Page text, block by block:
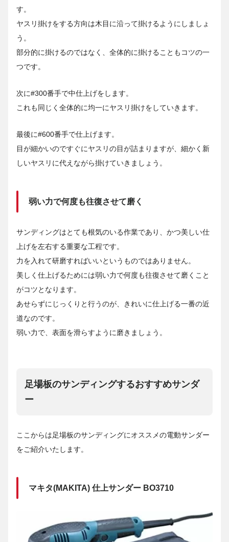
す。
ヤスリ掛けをする方向は木目に沿って掛けるようにしましょ
う。
部分的に掛けるのではなく、全体的に掛けることもコツの一
つです。
次に#300番手で中仕上げをします。
これも同じく全体的に均一にヤスリ掛けをしていきます。
最後に#600番手で仕上げます。
目が細かいのですぐにヤスリの目が詰まりますが、細かく新
しいヤスリに代えながら掛けていきましょう。
弱い力で何度も往復させて磨く
サンディングはとても根気のいる作業であり、かつ美しい仕
上げを左右する重要な工程です。
力を入れて研磨すればいいというものではありません。
美しく仕上げるためには弱い力で何度も往復させて磨くこと
がコツとなります。
あせらずにじっくりと行うのが、きれいに仕上げる一番の近
道なのです。
弱い力で、表面を滑らすように磨きましょう。
足場板のサンディングするおすすめサンダ
ー
ここからは足場板のサンディングにオススメの電動サンダー
をご紹介いたします。
マキタ(MAKITA) 仕上サンダー BO3710